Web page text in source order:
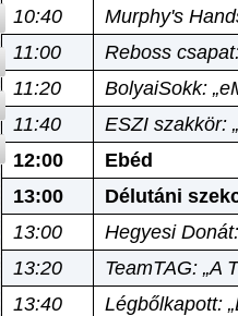
10:40
Murphy's
11:00
Reboss
11:20
BolyaiSokk:
11:40
ESZI szakkör:
12:00
Ebéd
13:00
Délutáni
13:00
Hegyesi
13:20
TeamTAG: „A
13:40
Légbőlkapott: